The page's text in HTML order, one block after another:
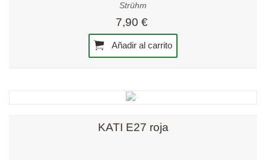
Strühm
7,90 €
Añadir al carrito
KATI E27 roja